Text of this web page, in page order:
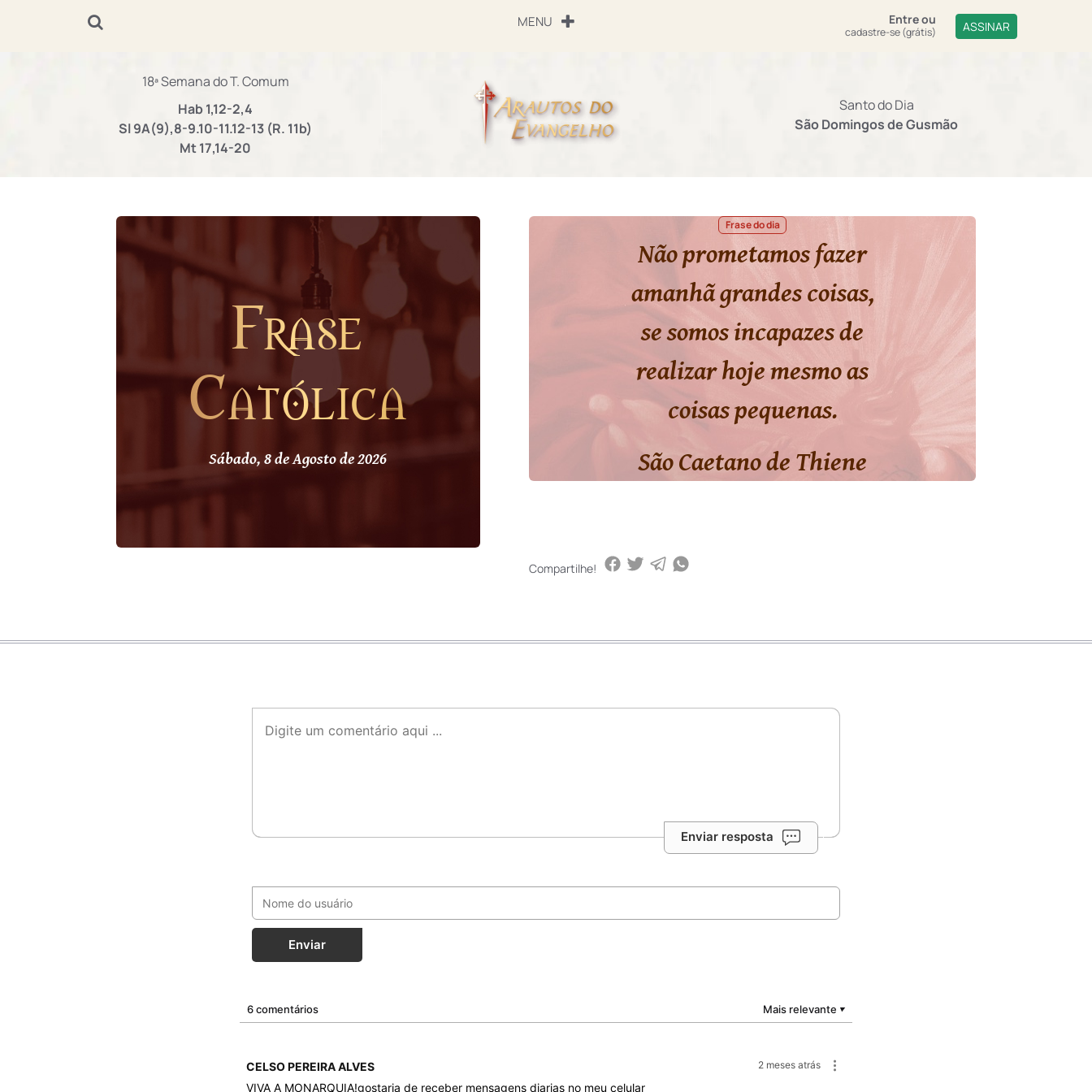
MENU Entreou
cadastre-se (grátis) ASSINAR
18ª Semana do T. Comum
Hab 1,12-2,4
Sl 9A(9),8-9.10-11.12-13 (R. 11b)
Mt 17,14-20
Santo do Dia
São Domingos de Gusmão
Frase
Católica
Sábado, 8 de Agosto de 2026
Frase do dia
Não prometamos fazer
amanhã grandes coisas,
se somos incapazes de
realizar hoje mesmo as
coisas pequenas.
São Caetano de Thiene
Compartilhe!
Enviar resposta
Enviar
6 comentários Mais relevante ▼
2 meses atrás
CELSO PEREIRA ALVES
VIVA A MONARQUIA!gostaria de receber mensagens diarias no meu celular